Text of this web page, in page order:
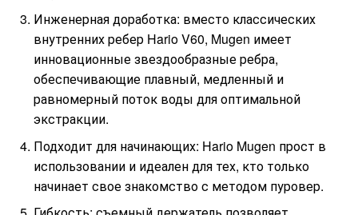
Инженерная доработка: вместо классических
внутренних ребер Hario V60, Mugen имеет
инновационные звездообразные ребра,
обеспечивающие плавный, медленный и
равномерный поток воды для оптимальной
экстракции.
Подходит для начинающих: Hario Mugen прост в
использовании и идеален для тех, кто только
начинает свое знакомство с методом пуровер.